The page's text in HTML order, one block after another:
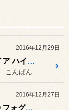
2016年12月29日
トヨタ AYH30 ヴェルファイア ハイブリッド に車高調取付＆4輪アライメント作業 ／ CUSCO（クスコ）
2016年12月27日
BMW F25 X3 の作業 その② フォグランプ LED化 作業 ／ core LED（コア エルイーディー）